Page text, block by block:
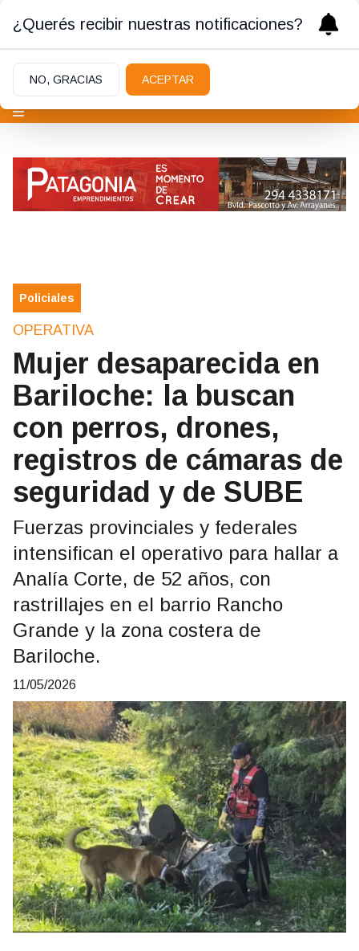
Policiales
OPERATIVA
Mujer desaparecida en
Bariloche: la buscan
con perros, drones,
registros de cámaras de
seguridad y de SUBE
Fuerzas provinciales y federales
intensifican el operativo para hallar a
Analía Corte, de 52 años, con
rastrillajes en el barrio Rancho
Grande y la zona costera de
Bariloche.
11/05/2026
¿Querés recibir nuestras notificaciones?
NO, GRACIAS ACEPTAR